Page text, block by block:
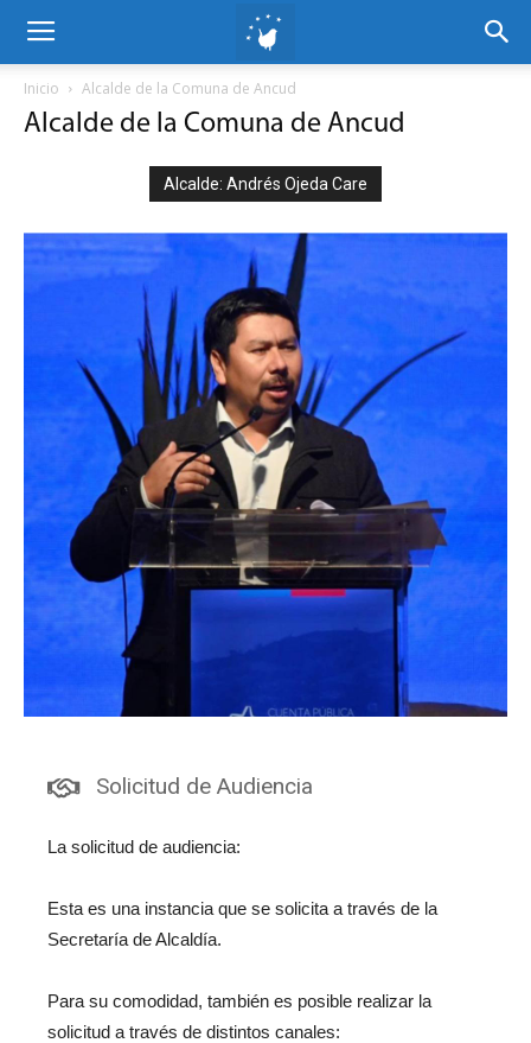
Inicio Alcalde de la Comuna de Ancud
Alcalde de la Comuna de Ancud
Alcalde: Andrés Ojeda Care
Solicitud de Audiencia
La solicitud de audiencia:
Esta es una instancia que se solicita a través de la
Secretaría de Alcaldía.
Para su comodidad, también es posible realizar la
solicitud a través de distintos canales: